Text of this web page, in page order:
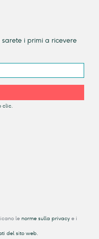
i primi a ricevere
clic.
le norme sulla privacy e i
del sito web.